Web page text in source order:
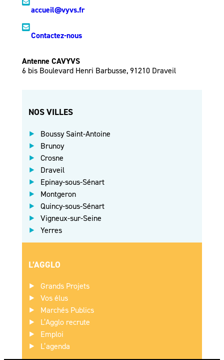
accueil@vyvs.fr
Contactez-nous
Antenne CAVYVS
6 bis Boulevard Henri Barbusse, 91210 Draveil
NOS VILLES
Boussy Saint-Antoine
Brunoy
Crosne
Draveil
Epinay-sous-Sénart
Montgeron
Quincy-sous-Sénart
Vigneux-sur-Seine
Yerres
L’AGGLO
Grands Projets
Vos élus
Marchés Publics
L’Agglo recrute
Emploi
L’agenda